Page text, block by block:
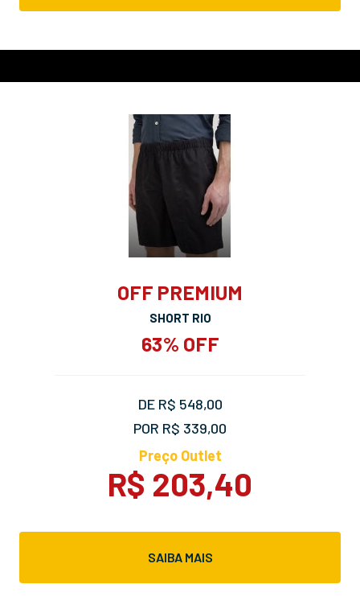
OFF PREMIUM
SHORT RIO
63% OFF
DE R$ 548,00
POR R$ 339,00
Preço Outlet
R$ 203,40
SAIBA MAIS